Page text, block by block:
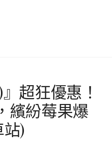
超狂優惠！
繽紛莓果爆
)